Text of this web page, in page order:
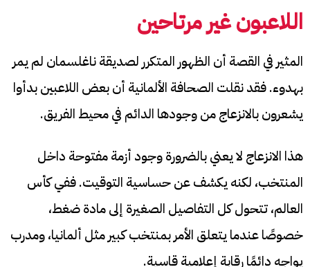
اللاعبون غير مرتاحين
المثير في القصة أن الظهور المتكرر لصديقة ناغلسمان لم يمر
بهدوء. فقد نقلت الصحافة الألمانية أن بعض اللاعبين بدأوا
يشعرون بالانزعاج من وجودها الدائم في محيط الفريق.
هذا الانزعاج لا يعني بالضرورة وجود أزمة مفتوحة داخل
المنتخب، لكنه يكشف عن حساسية التوقيت. ففي كأس
العالم، تتحول كل التفاصيل الصغيرة إلى مادة ضغط،
خصوصًا عندما يتعلق الأمر بمنتخب كبير مثل ألمانيا، ومدرب
يواجه دائمًا رقابة إعلامية قاسية.